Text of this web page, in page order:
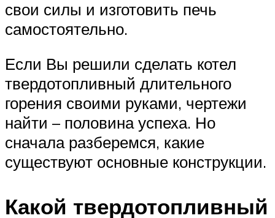
свои силы и изготовить печь
самостоятельно.
Если Вы решили сделать котел
твердотопливный длительного
горения своими руками, чертежи
найти – половина успеха. Но
сначала разберемся, какие
существуют основные конструкции.
Какой твердотопливный